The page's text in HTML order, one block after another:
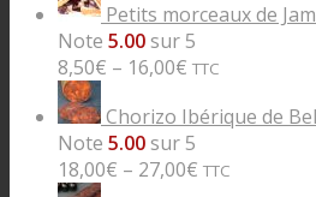
Petits morceaux de
Note 5.00sur 5
8,50€ – 16,00€ TTC
Chorizo Ibérique de
Note 5.00sur 5
18,00€ – 27,00€ TTC